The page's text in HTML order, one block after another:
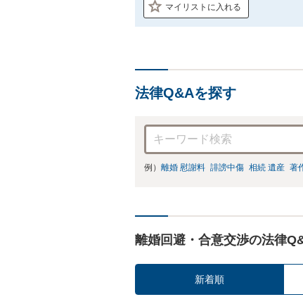
マイリストに入れる
法律Q&Aを探す
例） 離婚 慰謝料 誹謗中傷 相続 遺産 著
離婚回避・合意交渉の法律
新着順